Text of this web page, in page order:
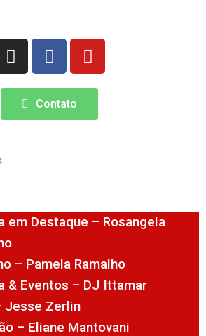
Contato
em Destaque – Rosangela
– Pamela Ramalho
& Eventos – DJ Ittamar
Jesse Zerlin
– Eliane Mantovani